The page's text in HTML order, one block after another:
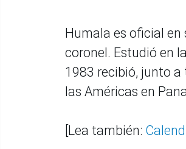
Humala es oficial
coronel. Estudió en
1983 recibió, junto a
las Américas en
[Lea también: